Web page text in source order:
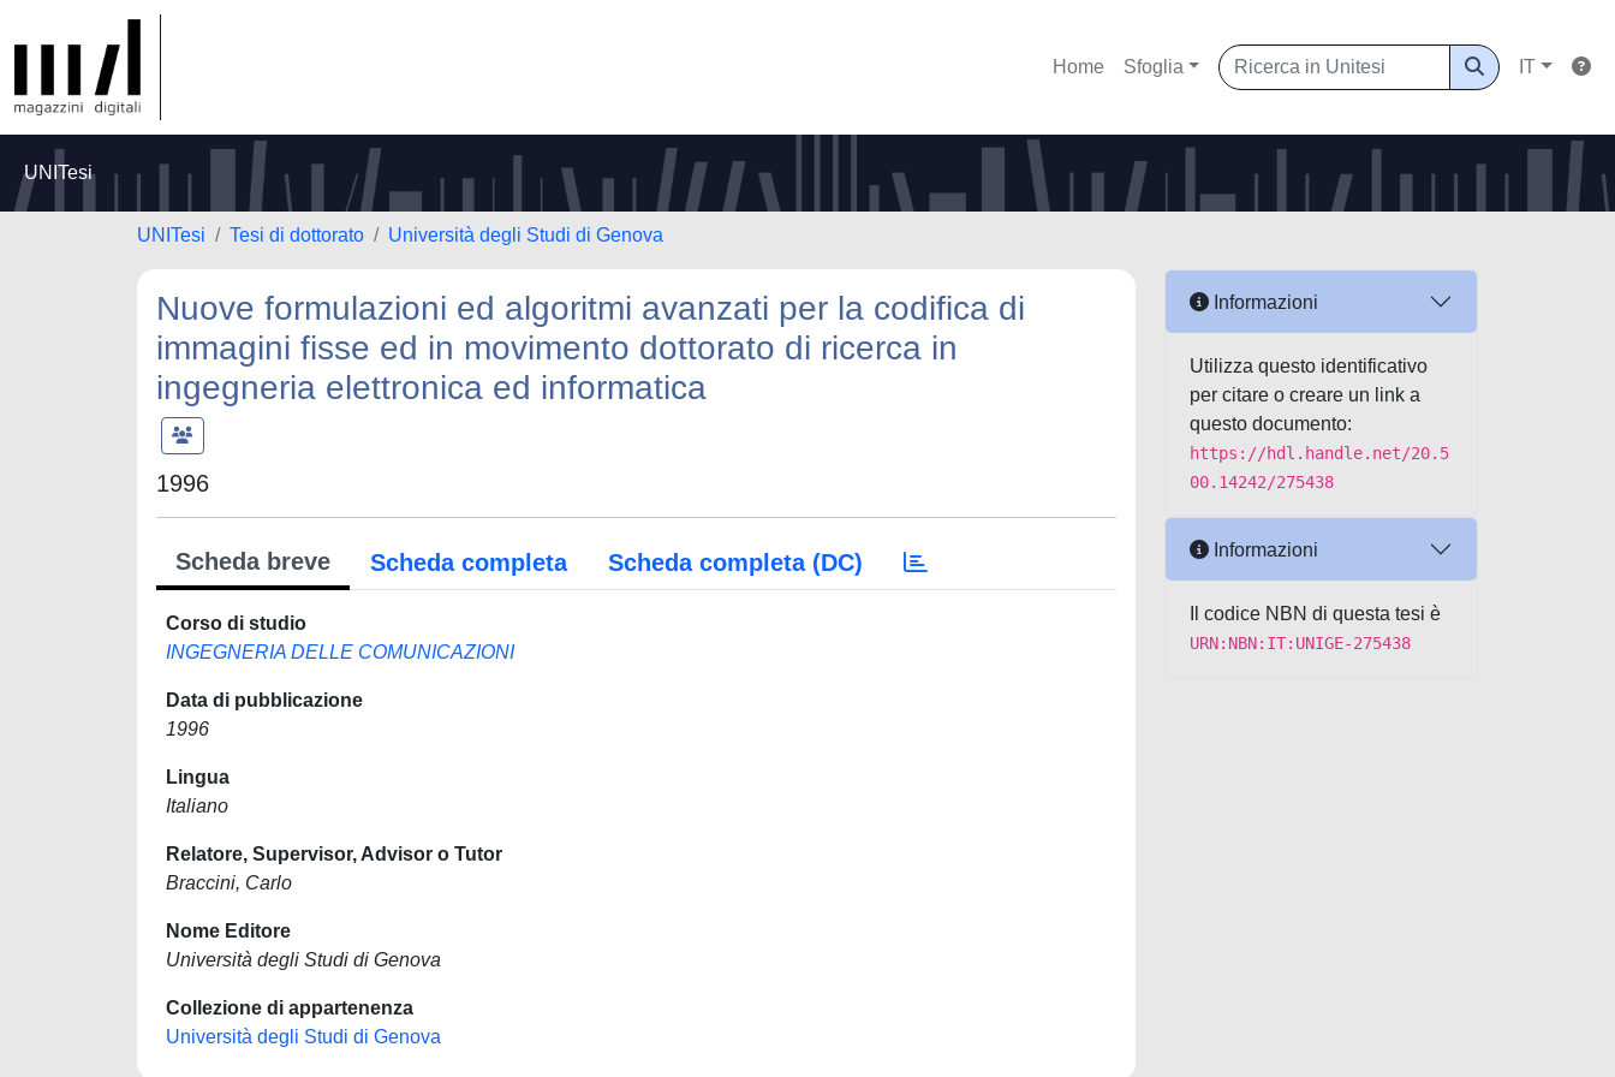
Home Sfoglia IT
UNITesi
UNITesi Tesi di dottorato Università degli Studi di Genova
Nuove formulazioni ed algoritmi avanzati per la codifica di
immagini fisse ed in movimento dottorato di ricerca in
ingegneria elettronica ed informatica
1996
Scheda breve Scheda completa Scheda completa (DC)
Corso di studio
INGEGNERIA DELLE COMUNICAZIONI
Data di pubblicazione
1996
Lingua
Italiano
Relatore, Supervisor, Advisor o Tutor
Braccini, Carlo
Nome Editore
Università degli Studi di Genova
Collezione di appartenenza
Università degli Studi di Genova
Informazioni
Utilizza questo identificativo
per citare o creare un link a
questo documento:
https://hdl.handle.net/20.5
00.14242/275438
Informazioni
Il codice NBN di questa tesi è
URN:NBN:IT:UNIGE-275438